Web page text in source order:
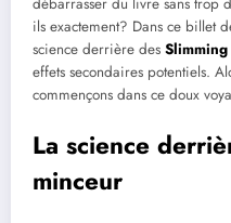
débarrasser du livre sans trop
ils exactement? Dans ce billet
science derrière des
effets secondaires potentiels.
commençons dans ce doux
La science
minceur